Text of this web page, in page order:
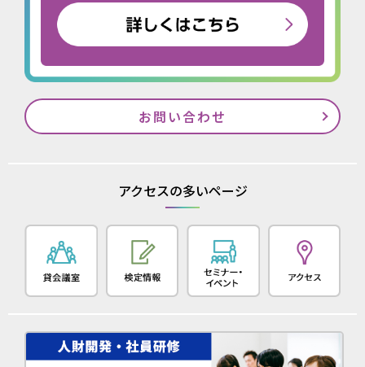
お問い合わせ
アクセスの多いページ